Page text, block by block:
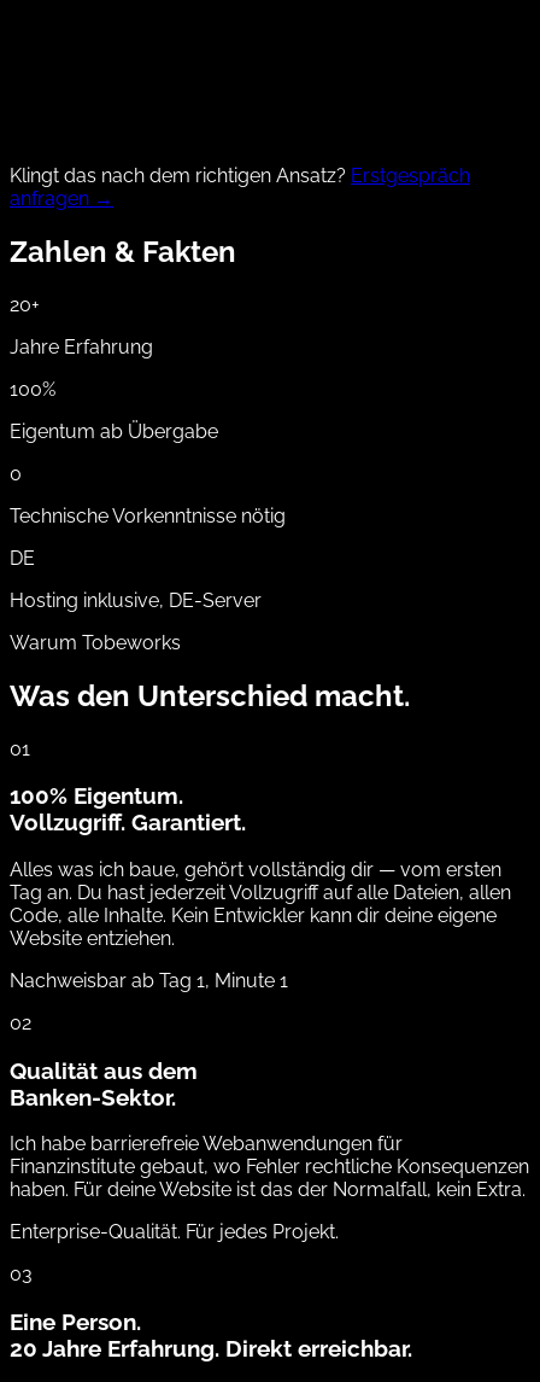
Klingt das nach dem richtigen Ansatz? Erstgespräch
anfragen →
Zahlen & Fakten
20+
Jahre Erfahrung
100%
Eigentum ab Übergabe
0
Technische Vorkenntnisse nötig
DE
Hosting inklusive, DE-Server
Warum Tobeworks
Was den Unterschied macht.
01
100% Eigentum.
Vollzugriff. Garantiert.
Alles was ich baue, gehört vollständig dir — vom ersten
Tag an. Du hast jederzeit Vollzugriff auf alle Dateien, allen
Code, alle Inhalte. Kein Entwickler kann dir deine eigene
Website entziehen.
Nachweisbar ab Tag 1, Minute 1
02
Qualität aus dem
Banken-Sektor.
Ich habe barrierefreie Webanwendungen für
Finanzinstitute gebaut, wo Fehler rechtliche Konsequenzen
haben. Für deine Website ist das der Normalfall, kein Extra.
Enterprise-Qualität. Für jedes Projekt.
03
Eine Person.
20 Jahre Erfahrung. Direkt erreichbar.